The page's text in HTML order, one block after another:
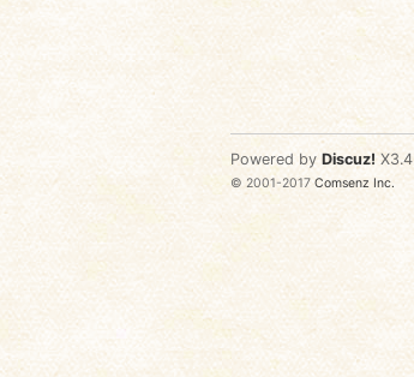
Powered by Discuz! X3.4
© 2001-2017Comsenz Inc.